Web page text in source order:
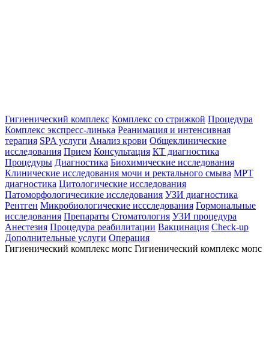
Гигиенический комплекс Комплекс со стрижкой Процедура
Комплекс экспресс-линька Реанимация и интенсивная
терапия SPA услуги Анализ крови Общеклинические
исследования Прием Консультация КТ диагностика
Процедуры Диагностика Биохимические исследования
Клинические исследования мочи и ректального смыва МРТ
диагностика Цитологические исследования
Патоморфологичесикие исследования УЗИ диагностика
Рентген Микробиологические иссследования Гормональные
исследования Препараты Стоматология УЗИ процедура
Анестезия Процедура реабилитации Вакцинация Check-up
Дополнительные услуги Операция
Гигиенический комплекс мопс Гигиенический комплекс мопс